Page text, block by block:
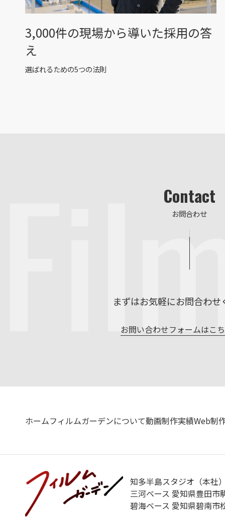
3,000件の現場から導いた採用の答
え
選ばれるための5つの法則
Contact
お問合わせ
まずはお気軽にお問合わせ
お問い合わせフォームはこ
ホームフィルムガーデンについて動画制作実績Web制
知多半島スタジオ（本社
三河ベース 愛知県豊田市
碧海ベース 愛知県碧南市